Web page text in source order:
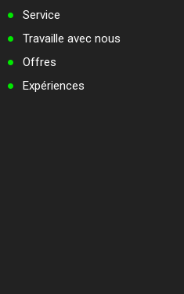
Service
Travaille avec nous
Offres
Expériences